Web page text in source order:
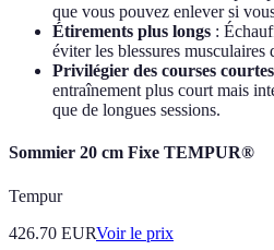
que vous pouvez enlever si
Étirements plus longs :
éviter les blessures musculaires
Privilégier des courses
entraînement plus court mais
que de longues sessions.
Sommier 20 cm Fixe TEMPUR®
Tempur
426.70 EURVoir le prix